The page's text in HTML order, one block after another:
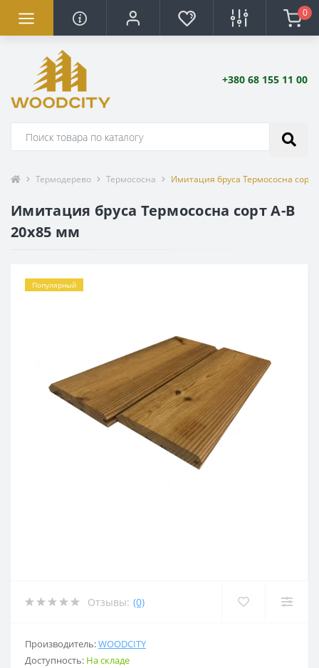
0
+380 68 155 11 00
Термодерево Термососна Имитация бруса Термососна сорт
Имитация бруса Термососна сорт А-В
20х85 мм
Популярный
Отзывы: (0)
Производитель:WOODCITY
Доступность: На складе